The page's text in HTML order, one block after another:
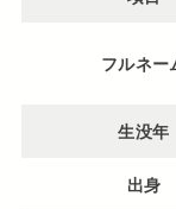
フルネー
生没年
出身